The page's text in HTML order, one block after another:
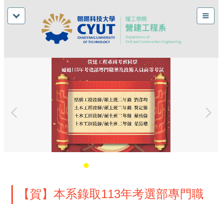
【賀】本系錄取113年考選部專門職